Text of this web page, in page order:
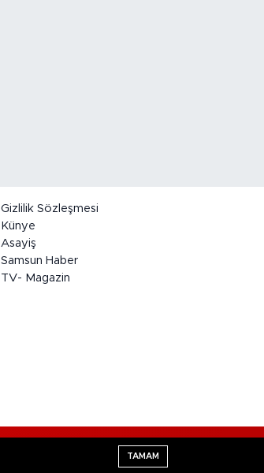
Gizlilik Sözleşmesi
Künye
Asayiş
Samsun Haber
TV- Magazin
TE Bilişim
TAMAM